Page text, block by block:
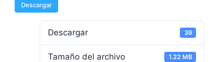
Descargar
Descargar 39
Tamaño del archivo 1.22 MB